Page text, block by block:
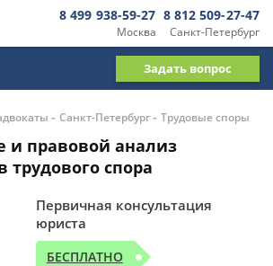
Москва
8 499 938-59-27
Санкт-Петербург
8 812 509-27-47
Задать вопрос
- Санкт-Петербург- Трудовые споры
и правовой анализ
трудового спора
Первичная консультация
юриста
БЕСПЛАТНО